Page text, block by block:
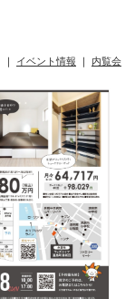
｜ イベント情報 ｜ 内覧会